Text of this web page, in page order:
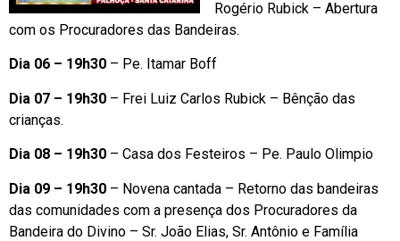
Rogério Rubick – Abertura
com os Procuradores das Bandeiras.
Dia 06 – 19h30 – Pe. Itamar Boff
Dia 07 – 19h30 – Frei Luiz Carlos Rubick – Bênção das
crianças.
Dia 08 – 19h30 – Casa dos Festeiros – Pe. Paulo Olimpio
Dia 09 – 19h30 – Novena cantada – Retorno das bandeiras
das comunidades com a presença dos Procuradores da
Bandeira do Divino – Sr. João Elias, Sr. Antônio e Família